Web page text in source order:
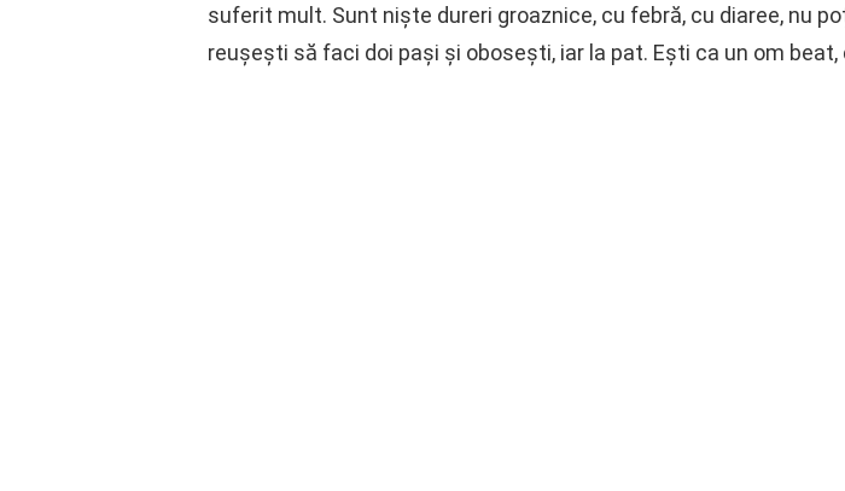
suferit mult. Sunt niște dureri groaznice, cu febră, cu diaree, nu
reușești să faci doi pași și obosești, iar la pat. Ești ca un om